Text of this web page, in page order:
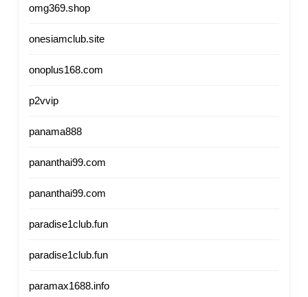
omg369.shop
onesiamclub.site
onoplus168.com
p2vvip
panama888
pananthai99.com
pananthai99.com
paradise1club.fun
paradise1club.fun
paramax1688.info